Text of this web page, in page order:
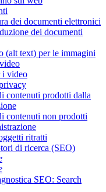
dei documenti elettronici
dei documenti
(alt text) per le immagini
i video
contenuti prodotti dalla
contenuti non prodotti
ritratti
di ricerca (SEO)
SEO: Search